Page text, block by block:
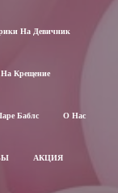
На Девичник
Крещение
Баблс О Нас
АКЦИЯ